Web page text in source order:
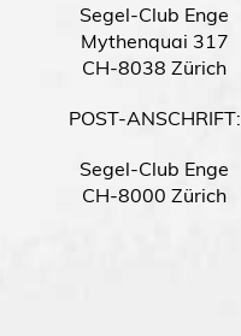
Segel-Club Enge
Mythenquai 317
CH-8038 Zürich
POST-ANSCHRIFT:
Segel-Club Enge
CH-8000 Zürich